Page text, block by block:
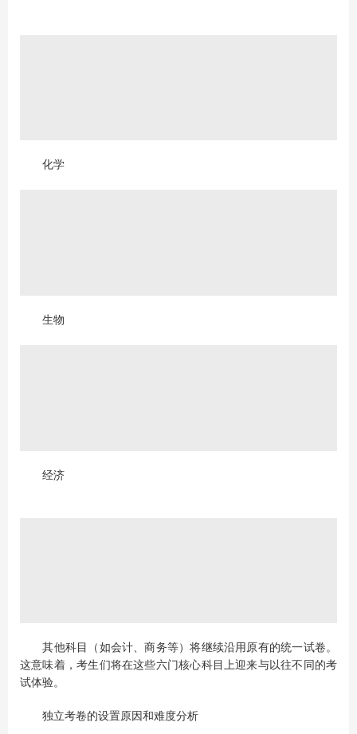
化学
生物
经济
其他科目（如会计、商务等）将继续沿用原有的统一试卷。
这意味着，考生们将在这些六门核心科目上迎来与以往不同的考
试体验。
独立考卷的设置原因和难度分析